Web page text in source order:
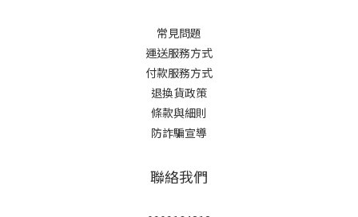
常見問題
運送服務方式
付款服務方式
退換貨政策
條款與細則
防詐騙宣導
聯絡我們